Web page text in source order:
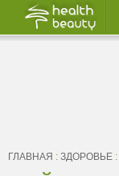
ГЛАВНАЯ : ЗДОРОВЬЕ :